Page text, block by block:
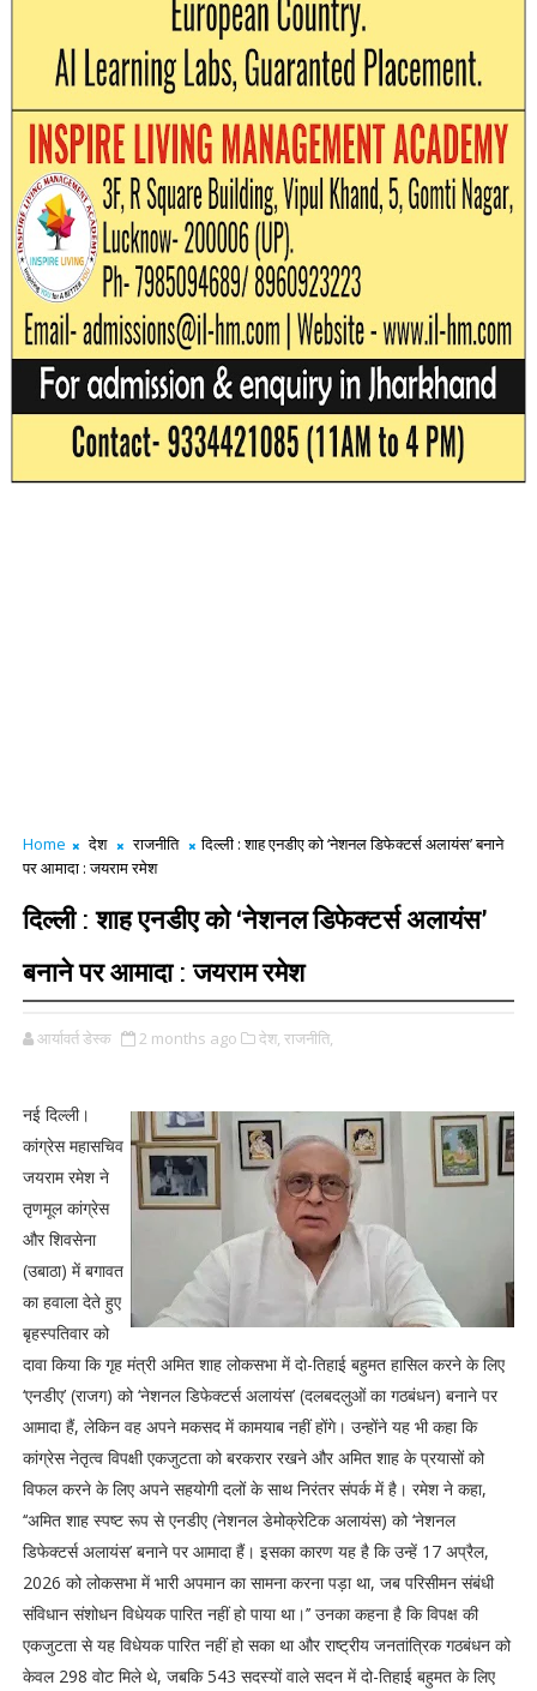
Home देश राजनीति
दिल्ली : शाह एनडीए को ‘नेशनल डिफेक्टर्स अलायंस’ बनाने
पर आमादा : जयराम रमेश
दिल्ली : शाह एनडीए को ‘नेशनल डिफेक्टर्स अलायंस’
बनाने पर आमादा : जयराम रमेश
आर्यावर्त डेस्क 2 months ago देश, राजनीति,
नई दिल्ली।
कांग्रेस महासचिव
जयराम रमेश ने
तृणमूल कांग्रेस
और शिवसेना
(उबाठा) में बगावत
का हवाला देते हुए
बृहस्पतिवार को
दावा किया कि गृह मंत्री अमित शाह लोकसभा में दो-तिहाई बहुमत हासिल करने के लिए
‘एनडीए’ (राजग) को ‘नेशनल डिफेक्टर्स अलायंस’ (दलबदलुओं का गठबंधन) बनाने पर
आमादा हैं, लेकिन वह अपने मकसद में कामयाब नहीं होंगे। उन्होंने यह भी कहा कि
कांग्रेस नेतृत्व विपक्षी एकजुटता को बरकरार रखने और अमित शाह के प्रयासों को
विफल करने के लिए अपने सहयोगी दलों के साथ निरंतर संपर्क में है। रमेश ने कहा,
‘‘अमित शाह स्पष्ट रूप से एनडीए (नेशनल डेमोक्रेटिक अलायंस) को ‘नेशनल
डिफेक्टर्स अलायंस’ बनाने पर आमादा हैं। इसका कारण यह है कि उन्हें 17 अप्रैल,
2026 को लोकसभा में भारी अपमान का सामना करना पड़ा था, जब परिसीमन संबंधी
संविधान संशोधन विधेयक पारित नहीं हो पाया था।’’ उनका कहना है कि विपक्ष की
एकजुटता से यह विधेयक पारित नहीं हो सका था और राष्ट्रीय जनतांत्रिक गठबंधन को
केवल 298 वोट मिले थे, जबकि 543 सदस्यों वाले सदन में दो-तिहाई बहुमत के लिए